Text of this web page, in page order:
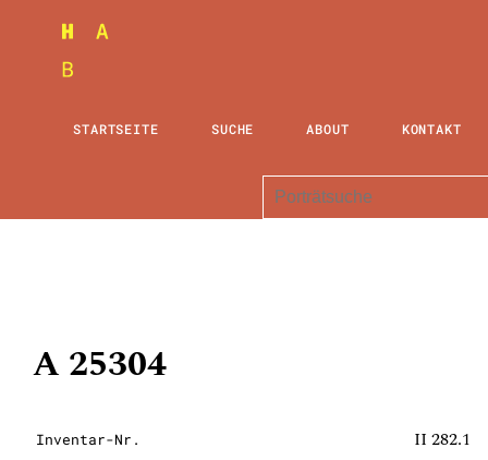
STARTSEITE SUCHE ABOUT KONTAKT
A 25304
Inventar-Nr. II 282.1